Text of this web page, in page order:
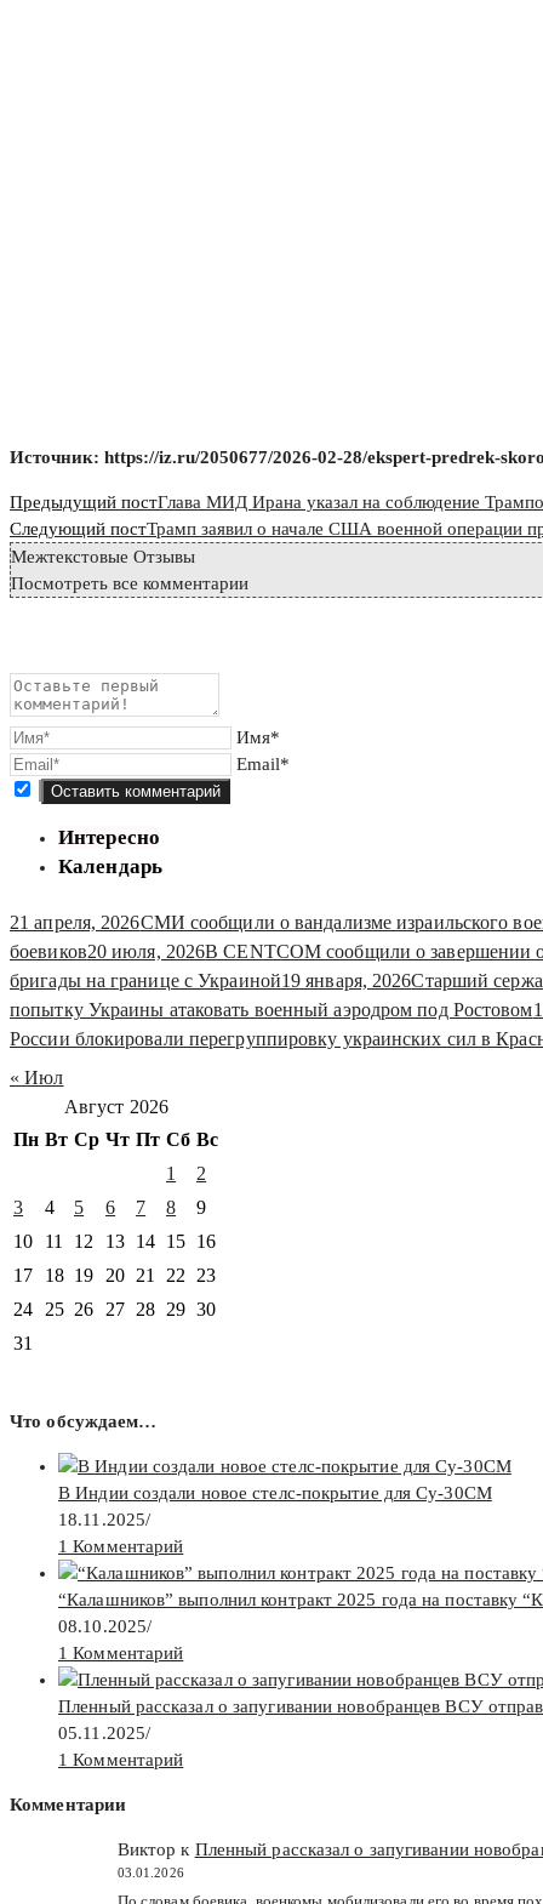
Источник: https://iz.ru/2050677/2026-02-28/ekspert-predrek-
Read
more
articles
Предыдущий постГлава МИД Ирана указал на соблюдение
Следующий постТрамп заявил о начале США военной операции
Межтекстовые Отзывы
Посмотреть все комментарии
Имя*
Email*
Интересно
Календарь
21 апреля, 2026СМИ сообщили о вандализме израильского
боевиков20 июля, 2026В CENTCOM сообщили о завершении
бригады на границе с Украиной19 января, 2026Старший
попытку Украины атаковать военный аэродром под Ростовом
России блокировали перегруппировку украинских сил в
« Июл
Август 2026
Пн Вт Ср Чт Пт Сб Вс
1
2
3
4 5 6 7 8
9
10
11 12 13 14 15 16
17
18 19 20 21 22
23
24
25 26 27 28 29 30
31
Что обсуждаем…
В Индии создали новое стелс-покрытие для Су-30СМ
18.11.2025/
1 Комментарий
“Калашников” выполнил контракт 2025 года на поставку
08.10.2025/
1 Комментарий
Пленный рассказал о запугивании новобранцев ВСУ
05.11.2025/
1 Комментарий
Комментарии
Виктор к Пленный рассказал о запугивании
03.01.2026